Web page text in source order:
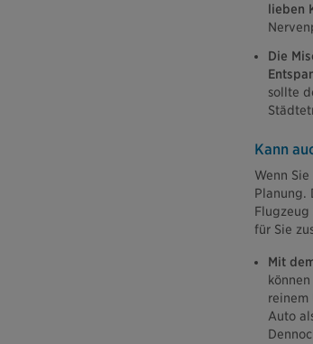
lieben
Die
sollte
Kann
Wenn
Planung.
für Sie
Mit
reinem
Auto